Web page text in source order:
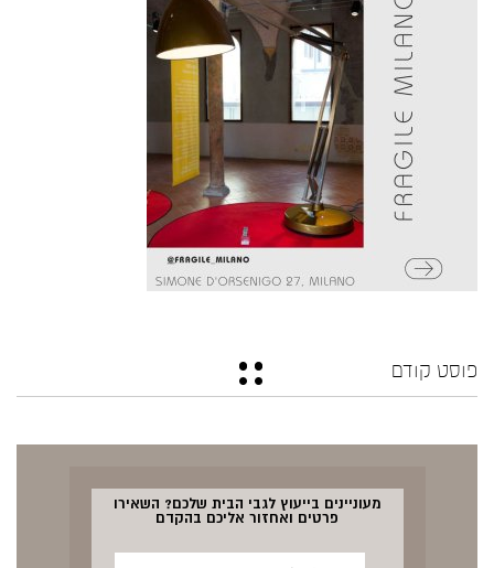
פוסט קודם
מעוניינים בייעוץ לגבי הבית שלכם? השאירו
פרטים ואחזור אליכם בהקדם